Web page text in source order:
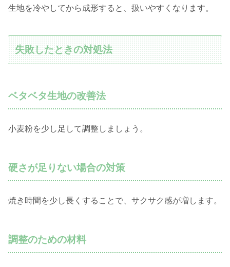
生地を冷やしてから成形すると、扱いやすくなります。
失敗したときの対処法
ベタベタ生地の改善法
小麦粉を少し足して調整しましょう。
硬さが足りない場合の対策
焼き時間を少し長くすることで、サクサク感が増します。
調整のための材料